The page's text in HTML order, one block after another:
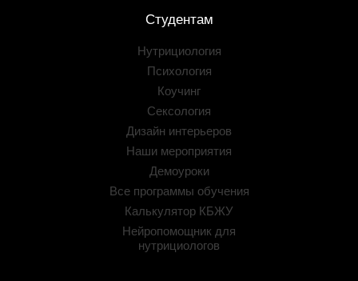
Студентам
Нутрициология
Психология
Коучинг
Сексология
Дизайн интерьеров
Наши мероприятия
Демоуроки
Все программы обучения
Калькулятор КБЖУ
Нейропомощник для
нутрициологов